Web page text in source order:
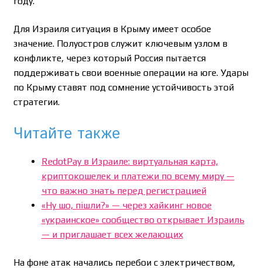
Страница-меню-2
Для Израиля ситуация в Крыму имеет особое
значение. Полуостров служит ключевым узлом в
конфликте, через который Россия пытается
поддерживать свои военные операции на юге. Удары
по Крыму ставят под сомнение устойчивость этой
стратегии.
Читайте также
RedotPay в Израиле: виртуальная карта,
криптокошелек и платежи по всему миру —
что важно знать перед регистрацией
«Ну шо, пішли?» — через хайкинг новое
«украинское» сообщество открывает Израиль
— и приглашает всех желающих
На фоне атак начались перебои с электричеством,